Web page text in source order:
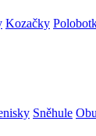
Kozačky
Sněhule